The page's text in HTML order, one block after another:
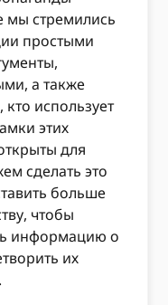
мы стремились
простыми
а также
использует
этих
для
сделать это
больше
чтобы
информацию о
их